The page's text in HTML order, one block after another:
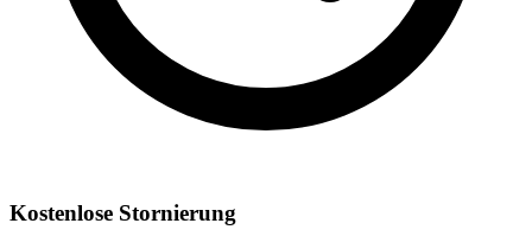
Kostenlose Stornierung